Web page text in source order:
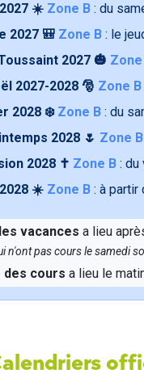
☀️ Zone B: du
2027 🎒 Zone B: le
2027 🎃 Zone
2027-2028 🎅 Zone B
2028 ❄️ Zone B: du
2028 🌷 Zone B
2028 ✝️ Zone B: du
☀️ Zone B: à partir
vacances a lieu
n'ont pas cours le samedi
des cours a lieu le